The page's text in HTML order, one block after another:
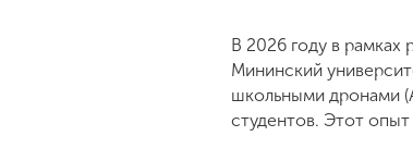
В 2026 году в рамках
Мининский
школьными дронами
студентов. Этот